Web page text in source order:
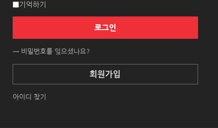
기억하기
로그인
→ 비밀번호를 잊으셨나요?
회원가입
아이디 찾기